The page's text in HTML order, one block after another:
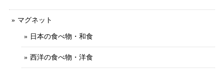
マグネット
日本の食べ物・和食
西洋の食べ物・洋食